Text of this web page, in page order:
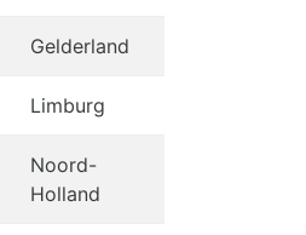
Gelderland
Limburg
Noord-
Holland